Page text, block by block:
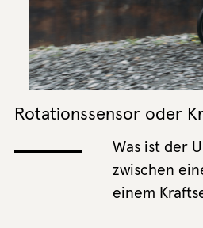
Rotationssensor oder
Was ist der
zwischen
einem